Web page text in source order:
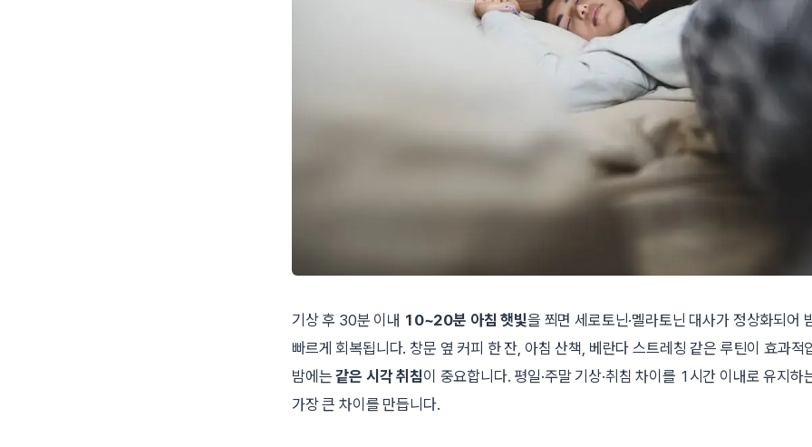
기상 후 30분 이내 10~20분 아침 햇빛을 쬐면 세로토닌·멜라토닌 대사가 정상화되어
빠르게 회복됩니다. 창문 옆 커피 한 잔, 아침 산책, 베란다 스트레칭 같은 루틴이 효과적
밤에는같은 시각 취침이 중요합니다. 평일·주말 기상·취침 차이를 1시간 이내로 유지하
가장 큰 차이를 만듭니다.